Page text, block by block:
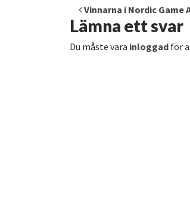
Inläggsnavigering
Vinnarna i Nordic Game
Lämna ett svar
Du måste vara inloggad för